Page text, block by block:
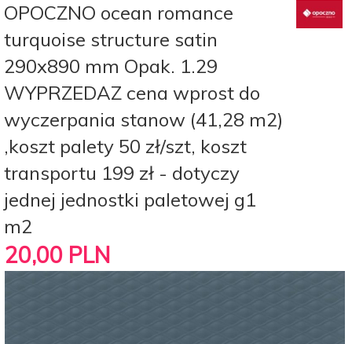
OPOCZNO ocean romance
turquoise structure satin
290x890 mm Opak. 1.29
WYPRZEDAZ cena wprost do
wyczerpania stanow (41,28 m2)
,koszt palety 50 zł/szt, koszt
transportu 199 zł - dotyczy
jednej jednostki paletowej g1
m2
20,00 PLN